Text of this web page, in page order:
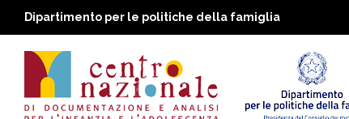
Dipartimento per le politiche della famiglia